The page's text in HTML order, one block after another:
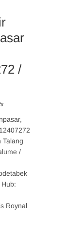
/
Talang
/
Roynal